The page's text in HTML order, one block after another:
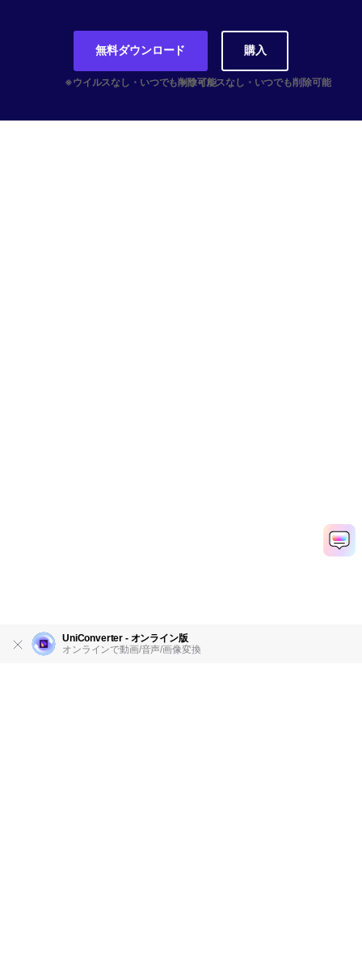
無料ダウンロード 購入
UniConverter - オンライン版
オンラインで動画/音声/画像変換